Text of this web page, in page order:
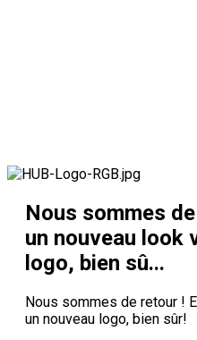
Nous sommes
un nouveau look
logo, bien sû...
Nous sommes de retour !
un nouveau logo, bien sûr!